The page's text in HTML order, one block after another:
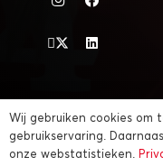
©2026 VC Sneek |
Wij gebruiken cookies om
gebruikservaring.
onze webstatistieken.